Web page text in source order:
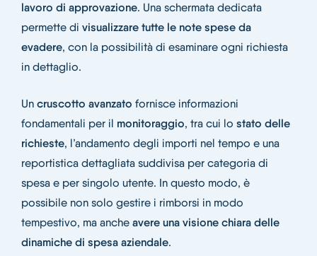
lavoro di approvazione. Una schermata dedicata
permette di visualizzare tutte le note spese da
evadere, con la possibilità di esaminare ogni richiesta
in dettaglio.
Un cruscotto avanzato fornisce informazioni
fondamentali per il monitoraggio, tra cui lo stato delle
richieste, l’andamento degli importi nel tempo e una
reportistica dettagliata suddivisa per categoria di
spesa e per singolo utente. In questo modo, è
possibile non solo gestire i rimborsi in modo
tempestivo, ma anche avere una visione chiara delle
dinamiche di spesa aziendale.